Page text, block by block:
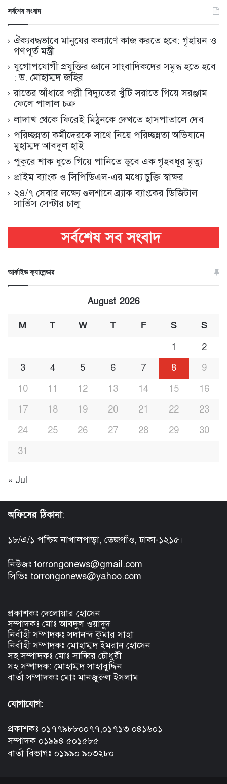
সর্বশেষ সংবাদ
ঐক্যবদ্ধভাবে মানুষের কল্যাণে কাজ করতে হবে: গৃহায়ন ও
গণপূর্ত মন্ত্রী
যুগোপযোগী প্রযুক্তির জ্ঞানে সাংবাদিকদের সমৃদ্ধ হতে হবে
: ড. মোহাম্মদ জহির
রাতের আঁধারে পল্লী বিদ্যুতের খুঁটি সরাতে গিয়ে সরঞ্জাম
ফেলে পালাল চক্র
লাদাখ থেকে ফিরেই মিঠুনকে দেখতে হাসপাতালে দেব
পরিচ্ছন্নতা কর্মীদেরকে সাথে নিয়ে পরিচ্ছন্নতা অভিযানে
মুহাম্মদ আবদুল হাই
পুকুরে শাক ধুতে গিয়ে পানিতে ডুবে এক গৃহবধূর মৃত্যু
প্রাইম ব্যাংক ও সিপিডিএল-এর মধ্যে চুক্তি স্বাক্ষর
২৪/৭ সেবার লক্ষ্যে গুলশানে ব্র্যাক ব্যাংকের ডিজিটাল
সার্ভিস সেন্টার চালু
আর্কাইভ ক্যালেন্ডার
August 2026
M T W T F S S
1
2
3
4 5 6 7 8
9
10
11 12 13 14 15
16
17
18 19 20 21 22
23
24
25 26 27 28 29
30
31
« Jul
অফিসের ঠিকানা:
১৮/এ/১ পশ্চিম নাখালপাড়া, তেজগাঁও, ঢাকা-১২১৫।
নিউজঃ torrongonews@gmail.com
সিভিঃ torrongonews@yahoo.com
প্রকাশকঃ দেলোয়ার হোসেন
সম্পাদকঃ মোঃ আবদুল ওয়াদুদ
নির্বাহী সম্পাদকঃ সদানন্দ কুমার সাহা
নির্বাহী সম্পাদকঃ মোহাম্মদ ইমরান হোসেন
সহ সম্পাদকঃ মোঃ সাব্বির চৌধুরী
সহ সম্পাদক: মোহাম্মদ সাহাবুদ্দিন
বার্তা সম্পাদকঃ মোঃ মানজুরুল ইসলাম
যোগাযোগ:
প্রকাশকঃ ০১৭৭৯৮৮০০৭৭,০১৭১৩ ০৪১৬০১
সম্পাদক ০১৯৯৪ ৫০১৫৮৫
বার্তা বিভাগঃ ০১৯৯০ ৯০৩২৮০